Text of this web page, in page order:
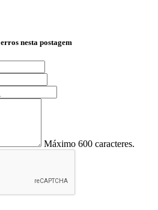
nesta postagem
Máximo 600 caracteres.